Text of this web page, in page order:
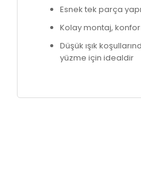
Esnek tek parça
Kolay montaj, konfor
Düşük ışık
yüzme için idealdir